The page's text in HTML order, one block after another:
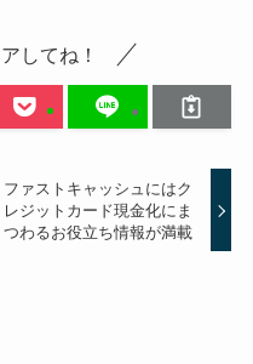
してね！
ファストキャッシュにはク
レジットカード現金化にま
つわるお役立ち情報が満載